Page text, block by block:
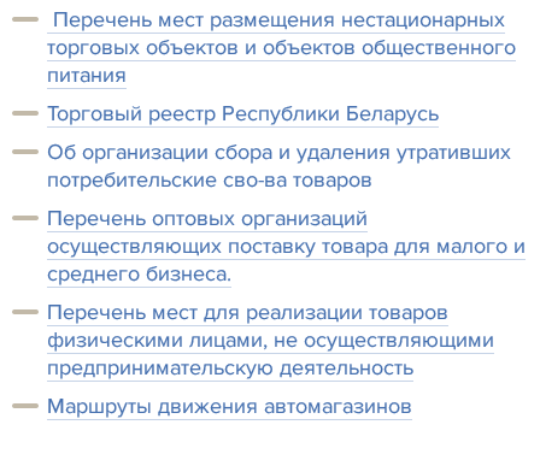
Перечень мест размещения нестационарных
торговых объектов и объектов общественного
питания
Торговый реестр Республики Беларусь
Об организации сбора и удаления утративших
потребительские сво-ва товаров
Перечень оптовых организаций
осуществляющих поставку товара для малого и
среднего бизнеса.
Перечень мест для реализации товаров
физическими лицами, не осуществляющими
предпринимательскую деятельность
Маршруты движения автомагазинов